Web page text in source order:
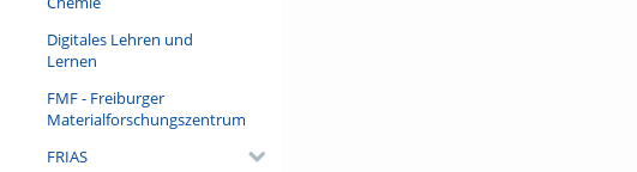
Digitales Lehren und
Lernen
FMF - Freiburger
Materialforschungszentrum
FRIAS